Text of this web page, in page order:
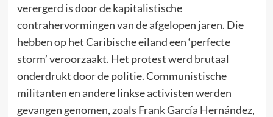
verergerd is door de kapitalistische
contrahervormingen van de afgelopen jaren. Die
hebben op het Caribische eiland een ‘perfecte
storm’ veroorzaakt. Het protest werd brutaal
onderdrukt door de politie. Communistische
militanten en andere linkse activisten werden
gevangen genomen, zoals Frank García Hernández,